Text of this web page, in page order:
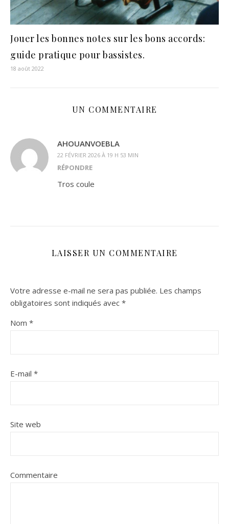
Jouer les bonnes notes sur les bons accords:
guide pratique pour bassistes.
18 août 2022
UN COMMENTAIRE
AHOUANVOEBLA
22 FÉVRIER 2026 À 19 H 53 MIN
RÉPONDRE
Tros coule
LAISSER UN COMMENTAIRE
Votre adresse e-mail ne sera pas publiée. Les champs
obligatoires sont indiqués avec *
Nom *
E-mail *
Site web
Commentaire